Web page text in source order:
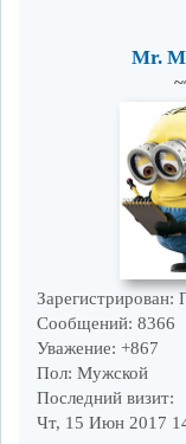
Mr.
Зарегистрирован:
Сообщений: 8366
Уважение: +867
Пол: Мужской
Последний визит:
Чт, 15 Июн 2017